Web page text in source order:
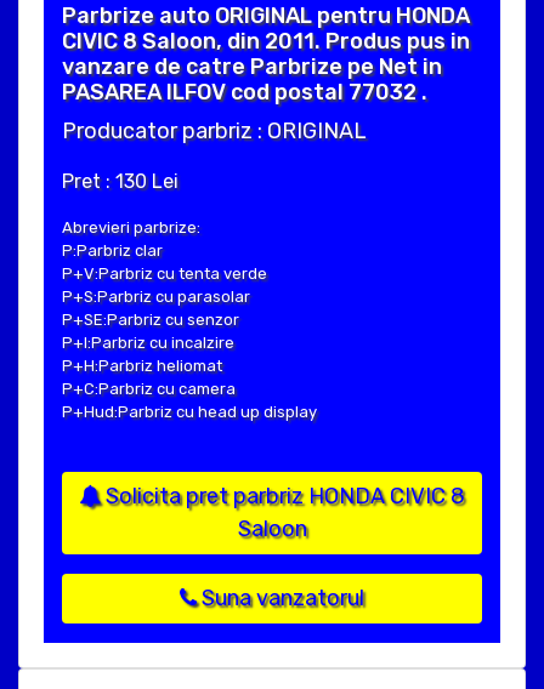
Parbrize auto ORIGINAL pentru HONDA
CIVIC 8 Saloon, din 2011. Produs pus in
vanzare de catre Parbrize pe Net in
PASAREA ILFOV cod postal 77032 .
Producator parbriz : ORIGINAL
Pret : 130 Lei
Abrevieri parbrize:
P:Parbriz clar
P+V:Parbriz cu tenta verde
P+S:Parbriz cu parasolar
P+SE:Parbriz cu senzor
P+I:Parbriz cu incalzire
P+H:Parbriz heliomat
P+C:Parbriz cu camera
P+Hud:Parbriz cu head up display
Solicita pret parbriz HONDA CIVIC 8
Saloon
Suna vanzatorul